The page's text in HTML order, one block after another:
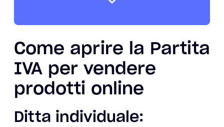
Come aprire la Partita
IVA per vendere
prodotti online
Ditta individuale: